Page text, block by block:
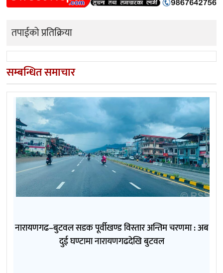
तपाईको प्रतिक्रिया
सम्बन्धित समाचार
नारायणगढ–बुटवल सडक पूर्वीखण्ड विस्तार अन्तिम चरणमा : अब
दुई घण्टामा नारायणगढदेखि बुटवल